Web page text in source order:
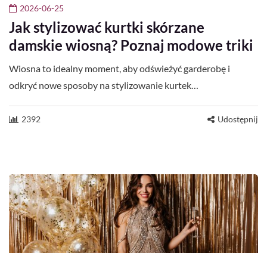
2026-06-25
Jak stylizować kurtki skórzane
damskie wiosną? Poznaj modowe triki
Wiosna to idealny moment, aby odświeżyć garderobę i
odkryć nowe sposoby na stylizowanie kurtek…
2392 Udostępnij